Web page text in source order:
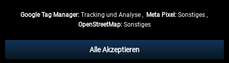
anders beschrieben.
** Gilt für Lieferungen innerhalb Deutschlands, Lieferzeiten für andere Länder
Google Tag Manager:Tracking und Analyse , Meta Pixel:Sonstiges ,
OpenStreetMap: Sonstiges
Alle Akzeptieren